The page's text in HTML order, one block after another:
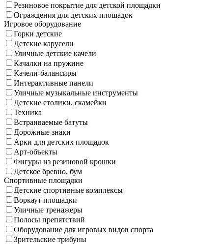
Резиновое покрытие для детской площадки
Ограждения для детских площадок
Игровое оборудование
Горки детские
Детские карусели
Уличные детские качели
Качалки на пружине
Качели-балансиры
Интерактивные панели
Уличные музыкальные инструменты
Детские столики, скамейки
Техника
Встраиваемые батуты
Дорожные знаки
Арки для детских площадок
Арт-объекты
Фигуры из резиновой крошки
Детское бревно, бум
Спортивные площадки
Детские спортивные комплексы
Воркаут площадки
Уличные тренажеры
Полосы препятствий
Оборудование для игровых видов спорта
Зрительские трибуны